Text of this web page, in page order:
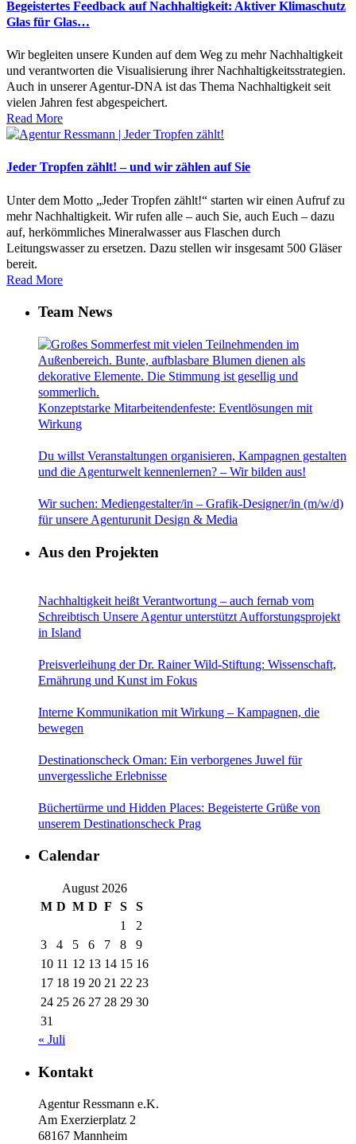
Begeistertes Feedback auf Nachhaltigkeit: Aktiver Klimaschutz
Glas für Glas…
Wir begleiten unsere Kunden auf dem Weg zu mehr Nachhaltigkeit
und verantworten die Visualisierung ihrer Nachhaltigkeitsstrategien.
Auch in unserer Agentur-DNA ist das Thema Nachhaltigkeit seit
vielen Jahren fest abgespeichert.
Read More
Jeder Tropfen zählt! – und wir zählen auf Sie
Unter dem Motto „Jeder Tropfen zählt!“ starten wir einen Aufruf zu
mehr Nachhaltigkeit. Wir rufen alle – auch Sie, auch Euch – dazu
auf, herkömmliches Mineralwasser aus Flaschen durch
Leitungswasser zu ersetzen. Dazu stellen wir insgesamt 500 Gläser
bereit.
Read More
Team News
Konzeptstarke Mitarbeitendenfeste: Eventlösungen mit
Wirkung
Du willst Veranstaltungen organisieren, Kampagnen gestalten
und die Agenturwelt kennenlernen? – Wir bilden aus!
Wir suchen: Mediengestalter/in – Grafik-Designer/in (m/w/d)
für unsere Agenturunit Design & Media
Aus den Projekten
Nachhaltigkeit heißt Verantwortung – auch fernab vom
Schreibtisch Unsere Agentur unterstützt Aufforstungsprojekt
in Island
Preisverleihung der Dr. Rainer Wild-Stiftung: Wissenschaft,
Ernährung und Kunst im Fokus
Interne Kommunikation mit Wirkung – Kampagnen, die
bewegen
Destinationscheck Oman: Ein verborgenes Juwel für
unvergessliche Erlebnisse
Büchertürme und Hidden Places: Begeisterte Grüße von
unserem Destinationscheck Prag
Calendar
August 2026
M D M D F S
S
1
2
3
4 5 6 7 8
9
10 11 12 13 14 15 16
17 18 19 20 21 22 23
24 25 26 27 28 29 30
31
« Juli
Kontakt
Agentur Ressmann e.K.
Am Exerzierplatz 2
68167 Mannheim